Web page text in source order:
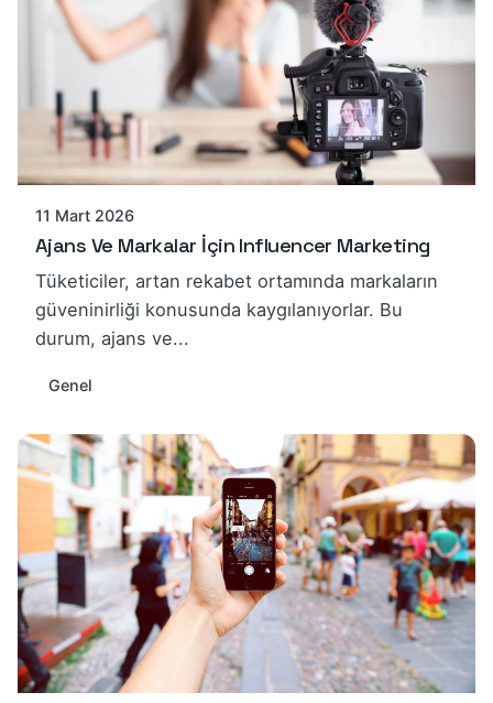
11 Mart 2026
Ajans Ve Markalar İçin Influencer Marketing
Tüketiciler, artan rekabet ortamında markaların
güveninirliği konusunda kaygılanıyorlar. Bu
durum, ajans ve...
Genel